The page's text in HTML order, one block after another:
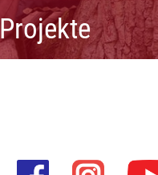
Projekte